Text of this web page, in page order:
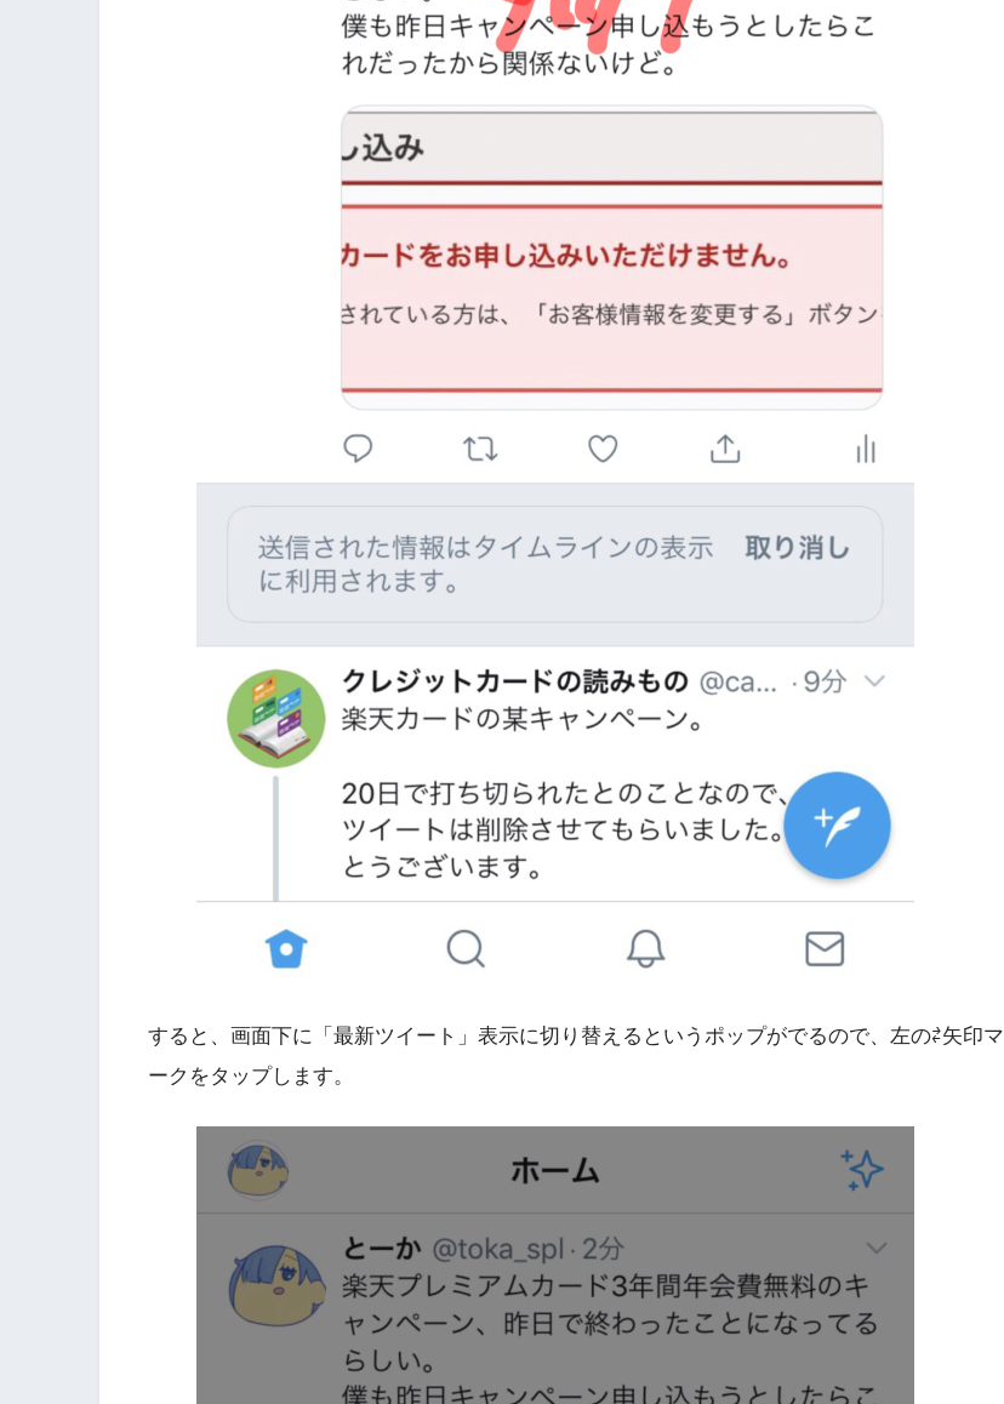
すると、画面下に「最新ツイート」表示に切り替えるというポップがでるので、左の⇄矢印マ
ークをタップします。